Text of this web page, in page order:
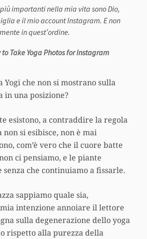
più importanti nella mia vita sono Dio,
e il mio account Instagram. E non
in quest’ordine.
to Take Yoga Photos for Instagram
Yogi che non si mostrano sulla
in una posizione?
esistono, a contraddire la regola
non si esibisce, non è mai
com’è vero che il cuore batte
ci pensiamo, e le piante
senza che continuiamo a fissarle.
sappiamo quale sia,
mia intenzione annoiare il lettore
sulla degenerazione dello yoga
rispetto alla purezza della